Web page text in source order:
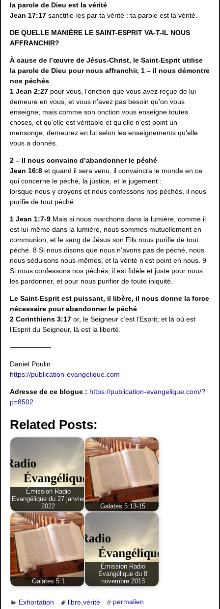
la parole de Dieu est la vérité
Jean 17:17 sanctifie-les par ta vérité : ta parole est la vérité.
DE QUELLE MANIÈRE LE SAINT-ESPRIT VA-T-IL NOUS
AFFRANCHIR?
À cause de l’œuvre de Jésus-Christ, le Saint-Esprit utilise
la parole de Dieu pour nous affranchir, 1 – il nous démontre
nos péchés
1 Jean 2:27 pour vous, l’onction que vous avez reçue de lui
demeure en vous, et vous n’avez pas besoin qu’on vous
enseigne; mais comme son onction vous enseigne toutes
choses, et qu’elle est véritable et qu’elle n’est point un
mensonge, demeurez en lui selon les enseignements qu’elle
vous a donnés.
2 – Il nous convainc d’abandonner le péché
Jean 16:8 et quand il sera venu, il convaincra le monde en ce
qui concerne le péché, la justice, et le jugement :
lorsque nous y croyons et nous confessons nos péchés, il nous
purifie de tout péché
1 Jean 1:7-9 Mais si nous marchons dans la lumière, comme il
est lui-même dans la lumière, nous sommes mutuellement en
communion, et le sang de Jésus son Fils nous purifie de tout
péché. 8 Si nous disons que nous n’avons pas de péché, nous
nous séduisons nous-mêmes, et la vérité n’est point en nous. 9
Si nous confessons nos péchés, il est fidèle et juste pour nous
les pardonner, et pour nous purifier de toute iniquité.
Le Saint-Esprit est puissant, il libère, il nous donne la force
nécessaire pour abandonner le péché
2 Corinthiens 3:17 or, le Seigneur c’est l’Esprit; et là où est
l’Esprit du Seigneur, là est la liberté.
——————
Daniel Poulin
https://publication-evangelique.com
Adresse de ce blogue : https://publication-evangelique.com/?
p=8502
Related Posts:
Émission Radio
Évangélique du 27 janvier
2022
Galates 5:13-15
Galates 5:1
Émission Radio
Évangélique du 8
novembre 2013
Exhortation libre, vérité permalien